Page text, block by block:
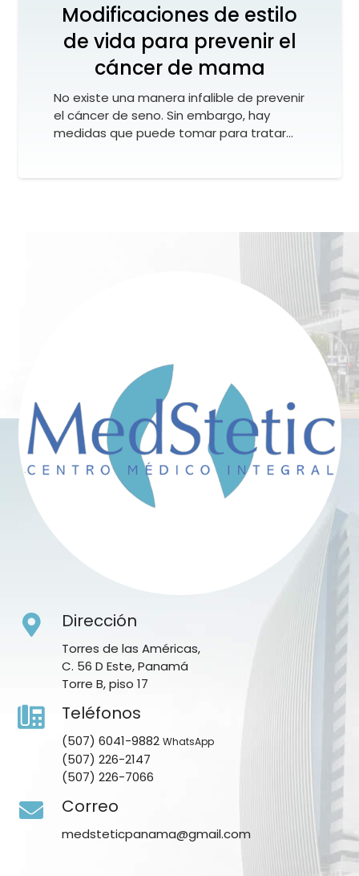
Modificaciones de estilo
de vida para prevenir el
cáncer de mama
No existe una manera infalible de prevenir
el cáncer de seno. Sin embargo, hay
medidas que puede tomar para tratar…
Dirección
Torres de las Américas,
C. 56 D Este, Panamá
Torre B, piso 17
Teléfonos
(507) 6041-9882 WhatsApp
(507) 226-2147
(507) 226-7066
Correo
medsteticpanama@gmail.com